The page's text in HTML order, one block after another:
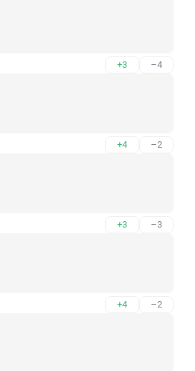
+3 –4
+4 –2
+3 –3
+4 –2